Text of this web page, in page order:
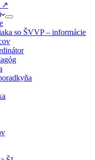
↗️
so ŠVVP – informácie